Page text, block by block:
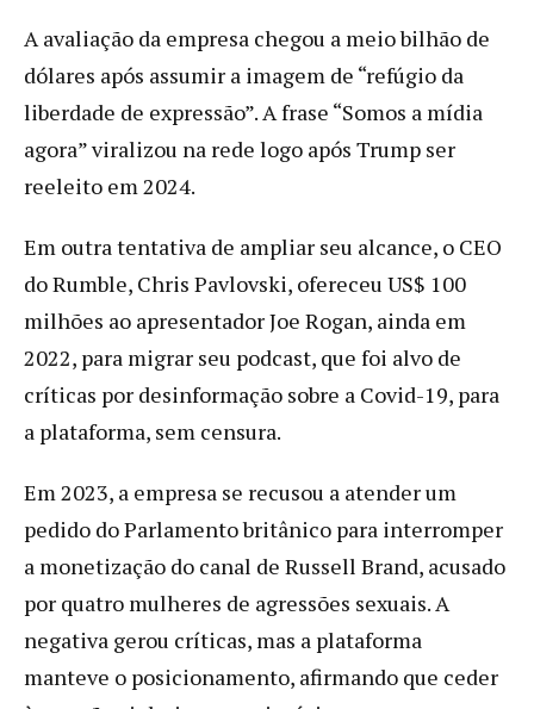
A avaliação da empresa chegou a meio bilhão de
dólares após assumir a imagem de “refúgio da
liberdade de expressão”. A frase “Somos a mídia
agora” viralizou na rede logo após Trump ser
reeleito em 2024.
Em outra tentativa de ampliar seu alcance, o CEO
do Rumble, Chris Pavlovski, ofereceu US$ 100
milhões ao apresentador Joe Rogan, ainda em
2022, para migrar seu podcast, que foi alvo de
críticas por desinformação sobre a Covid-19, para
a plataforma, sem censura.
Em 2023, a empresa se recusou a atender um
pedido do Parlamento britânico para interromper
a monetização do canal de Russell Brand, acusado
por quatro mulheres de agressões sexuais. A
negativa gerou críticas, mas a plataforma
manteve o posicionamento, afirmando que ceder